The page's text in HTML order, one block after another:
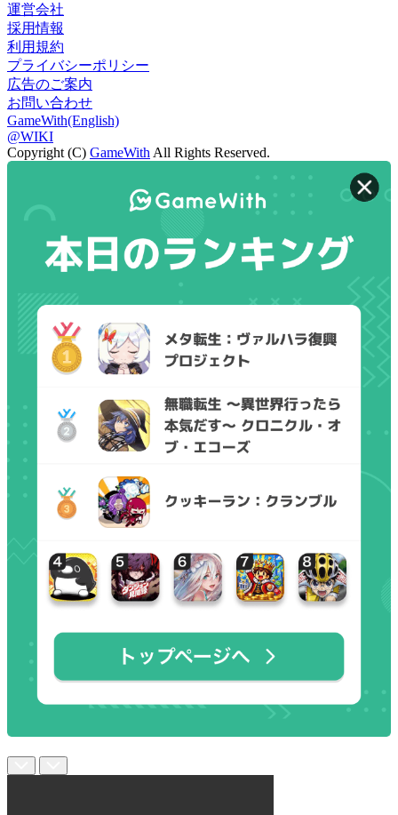
運営会社
採用情報
利用規約
プライバシーポリシー
広告のご案内
お問い合わせ
GameWith(English)
@WIKI
Copyright (C) GameWith All Rights Reserved.